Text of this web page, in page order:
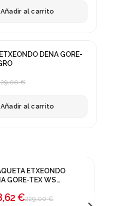
Añadir al carrito
DENA GORE-
€
Añadir al carrito
oferta!
ETXEONDO
GORE-TEX WS
€229,00 €